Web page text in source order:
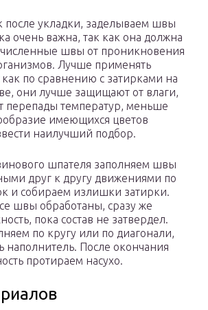
после укладки, заделываем швы
очень важна, так как она должна
швы от проникновения
Лучше применять
по сравнению с затирками на
они лучше защищают от влаги,
перепады температур, меньше
имеющихся цветов
наилучший подбор.
шпателя заполняем швы
друг к другу движениями по
и собираем излишки затирки.
швы обработаны, сразу же
пока состав не затвердел.
по кругу или по диагонали,
После окончания
протираем насухо.